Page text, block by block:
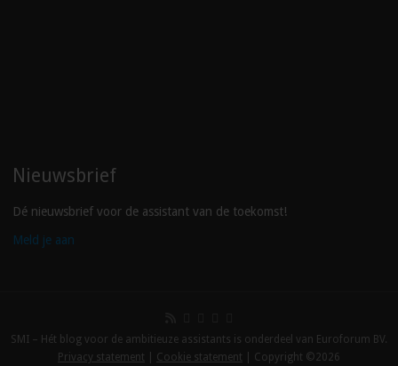
Nieuwsbrief
Dé nieuwsbrief voor de assistant van de toekomst!
Meld je aan
SMI – Hét blog voor de ambitieuze assistants is onderdeel van Euroforum BV.
Privacy statement
Cookie statement | Copyright ©2026